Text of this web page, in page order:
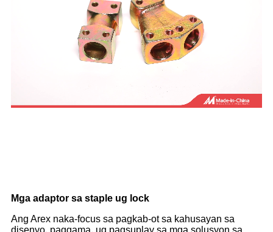
Mga adaptor sa staple ug lock
Ang Arex naka-focus sa pagkab-ot sa kahusayan sa
disenyo, paggama, ug pagsuplay sa mga solusyon sa